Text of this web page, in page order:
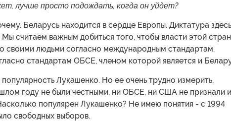
лучше просто подождать, когда он уйдет?
Беларусь находится в сердце Европы. Диктатура здесь
считаем важным добиться того, чтобы власти этой
своими людьми согласно международным стандартам.
стандартам ОБСЕ, членом которой является и
Лукашенко. Но ее очень трудно измерить.
году не были честными, ни ОБСЕ, ни США не признали
популярен Лукашенко? Не имею понятия - с 1994
свободных выборов.